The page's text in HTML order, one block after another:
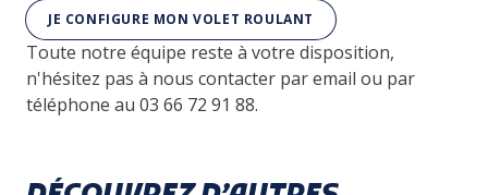
JE CONFIGURE MON VOLET ROULANT
Toute notre équipe reste à votre disposition,
n'hésitez pas à nous contacter par email ou par
téléphone au 03 66 72 91 88.